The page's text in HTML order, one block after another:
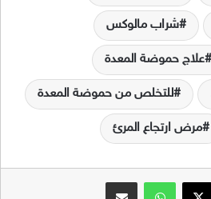
شراب مالوكس
علاج حموضة المعدة
للتخلص من حموضة المعدة
مرض ارتجاع المرئ
‫X واتساب مشاركة عبر البريد